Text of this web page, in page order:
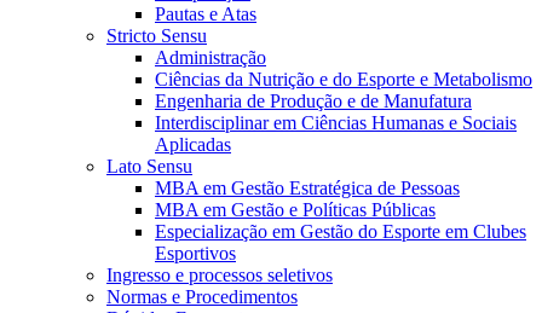
Pautas e Atas
Stricto Sensu
Administração
Ciências da Nutrição e do Esporte e Metabolismo
Engenharia de Produção e de Manufatura
Interdisciplinar em Ciências Humanas e Sociais
Aplicadas
Lato Sensu
MBA em Gestão Estratégica de Pessoas
MBA em Gestão e Políticas Públicas
Especialização em Gestão do Esporte em Clubes
Esportivos
Ingresso e processos seletivos
Normas e Procedimentos